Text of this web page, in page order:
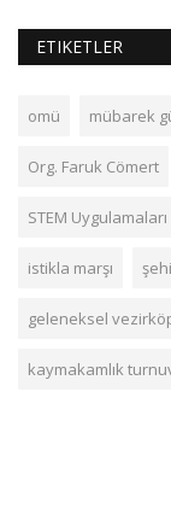
ETIKETLER
omü mübarek
Org. Faruk Cömert
STEM Uygulamaları
istikla marşı
geleneksel
kaymakamlık